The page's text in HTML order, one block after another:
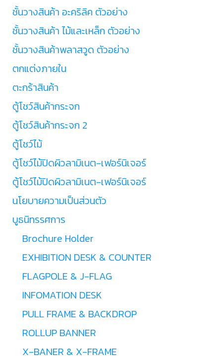
ชั้นวางสินค้า อะคริลิค ตัวอย่าง
ชั้นวางสินค้า ไม้และเหล็ก ตัวอย่าง
ชั้นวางสินค้าพลาสวูด ตัวอย่าง
ตกแต่งภายใน
ตะกร้าสินค้า
ตู้โชว์สินค้ากระจก
ตู้โชว์สินค้ากระจก 2
ตู้โชว์ไม้
ตู้โชว์ไม้ปิดผิวลามิเนต-เฟอร์นิเจอร์
ตู้โชว์ไม้ปิดผิวลามิเนต-เฟอร์นิเจอร์
นโยบายความเป็นส่วนตัว
บูธนิทรรศการ
Brochure Holder
EXHIBITION DESK & COUNTER
FLAGPOLE & J-FLAG
INFOMATION DESK
PULL FRAME & BACKDROP
ROLLUP BANNER
X-BANER & X-FRAME